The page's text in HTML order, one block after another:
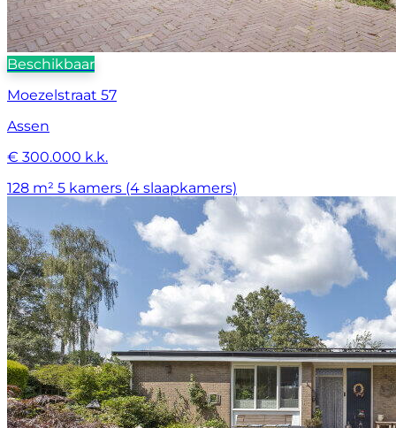
Beschikbaar
Moezelstraat 57
Assen
€ 300.000 k.k.
128 m² 5 kamers (4 slaapkamers)